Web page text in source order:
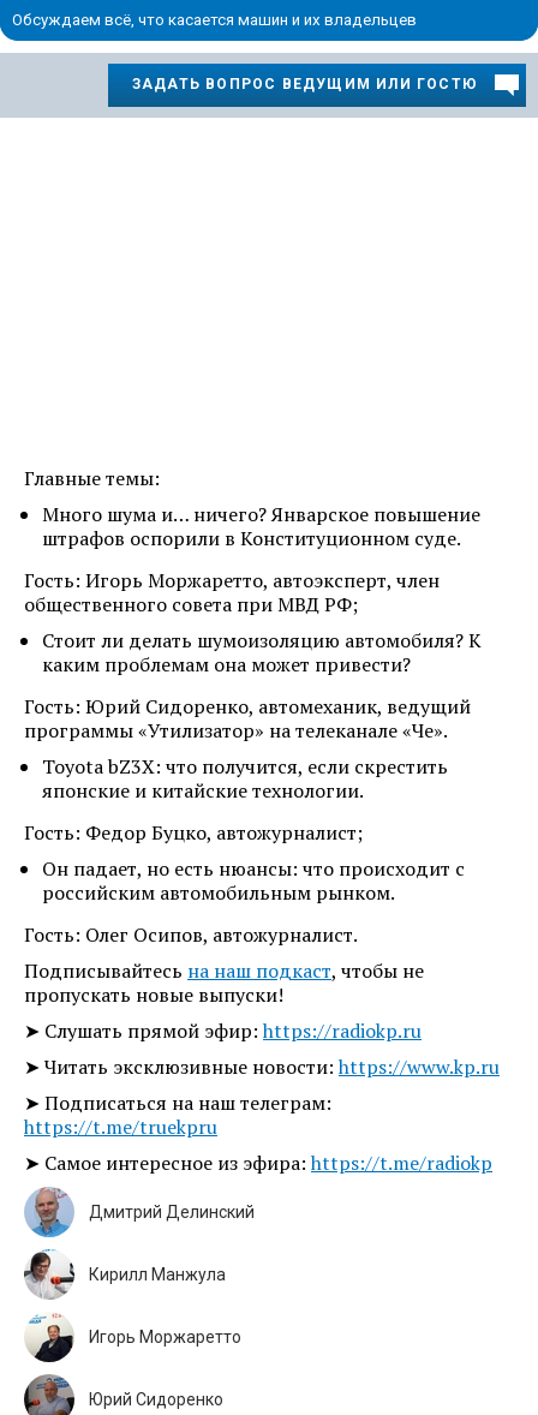
Обсуждаем всё, что касается машин и их владельцев
ЗАДАТЬ ВОПРОС ВЕДУЩИМ ИЛИ ГОСТЮ
Главные темы:
Много шума и… ничего? Январское повышение
штрафов оспорили в Конституционном суде.
Гость: Игорь Моржаретто, автоэксперт, член
общественного совета при МВД РФ;
Стоит ли делать шумоизоляцию автомобиля? К
каким проблемам она может привести?
Гость: Юрий Сидоренко, автомеханик, ведущий
программы «Утилизатор» на телеканале «Че».
Toyota bZ3X: что получится, если скрестить
японские и китайские технологии.
Гость: Федор Буцко, автожурналист;
Он падает, но есть нюансы: что происходит с
российским автомобильным рынком.
Гость: Олег Осипов, автожурналист.
Подписывайтесь на наш подкаст, чтобы не
пропускать новые выпуски!
➤ Слушать прямой эфир:https://radiokp.ru
➤ Читать эксклюзивные новости:https://www.kp.ru
➤ Подписаться на наш телеграм:
https://t.me/truekpru
➤ Самое интересное из эфира:https://t.me/radiokp
Дмитрий Делинский
Кирилл Манжула
Игорь Моржаретто
Юрий Сидоренко